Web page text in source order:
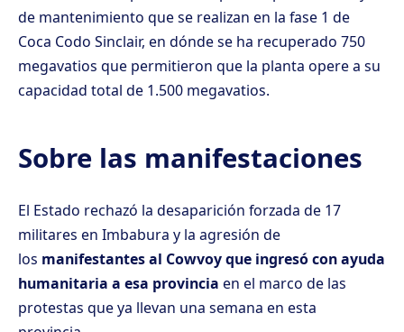
de mantenimiento que se realizan en la fase 1 de
Coca Codo Sinclair, en dónde se ha recuperado 750
megavatios que permitieron que la planta opere a su
capacidad total de 1.500 megavatios.
Sobre las manifestaciones
El Estado rechazó la desaparición forzada de 17
militares en Imbabura y la agresión de
los manifestantes al Cowvoy que ingresó con ayuda
humanitaria a esa provincia en el marco de las
protestas que ya llevan una semana en esta